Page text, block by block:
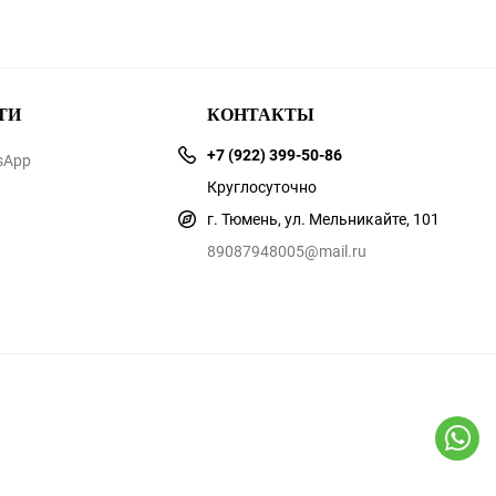
КОНТАКТЫ
+7 (922) 399-50-86
Круглосуточно
г. Тюмень, ул. Мельникайте, 101
89087948005@mail.ru